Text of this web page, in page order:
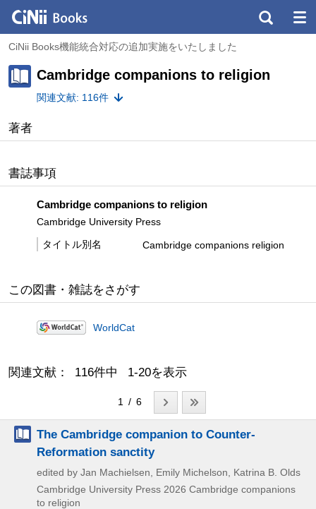
CiNii Books機能統合対応の追加実施をいたしました
Cambridge companions to religion
関連文献: 116件
著者
書誌事項
Cambridge companions to religion
Cambridge University Press
タイトル別名
Cambridge companions religion
この図書・雑誌をさがす
WorldCat
関連文献： 116件中 1-20を表示
1 / 6
The Cambridge companion to Counter-
Reformation sanctity
edited by Jan Machielsen, Emily Michelson, Katrina B. Olds
Cambridge University Press 2026 Cambridge companions
to religion